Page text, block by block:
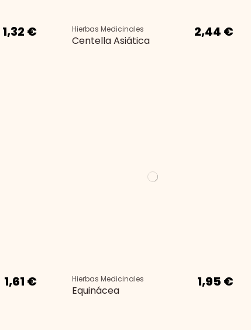
1,32 € Hierbas Medicinales
Centella Asiática
2,44 €
1,61 € Hierbas Medicinales
Equinácea
1,95 €